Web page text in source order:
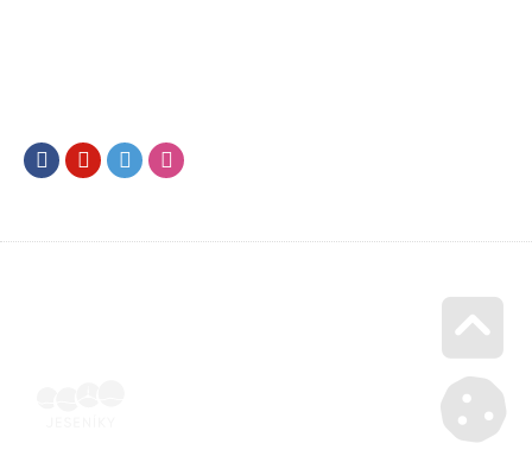
FacebookYoutubeTwitter
Go